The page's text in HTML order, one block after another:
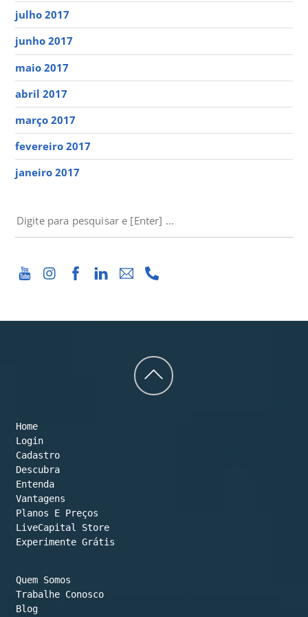
julho 2017
junho 2017
maio 2017
abril 2017
março 2017
fevereiro 2017
janeiro 2017
PESQUISAR
Back
Home
Login
Cadastro
Descubra
Entenda
Vantagens
Planos E Preços
LiveCapital Store
Experimente Grátis
Quem Somos
Trabalhe Conosco
Blog